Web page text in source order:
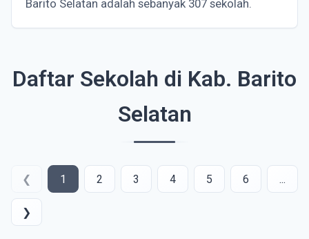
Barito Selatan adalah sebanyak 307 sekolah.
Daftar Sekolah di Kab. Barito
Selatan
❮ 1 2 3 4 5 6 ...
❯